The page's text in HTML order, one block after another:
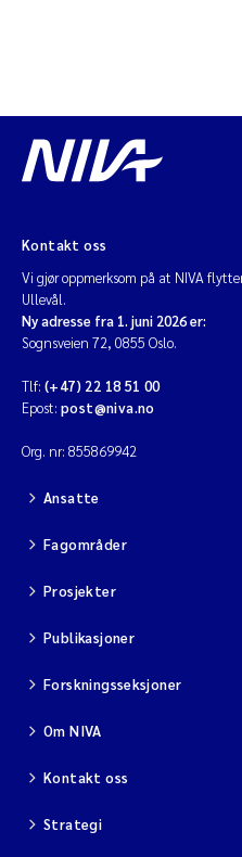
Kontakt oss
Vi gjør oppmerksom på at NIVA
Ullevål.
Ny adresse fra 1. juni 2026 er:
Sognsveien 72, 0855 Oslo.
Tlf: (+47) 22 18 51 00
Epost: post@niva.no
Org. nr: 855869942
Ansatte
Fagområder
Prosjekter
Publikasjoner
Forskningsseksjoner
Om NIVA
Kontakt oss
Strategi